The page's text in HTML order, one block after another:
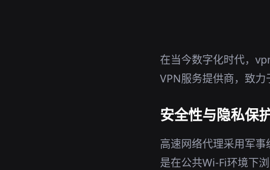
在当今数字化时代，
VPN服务提供商，致力
安全性与隐私保
高速网络代理采用军
是在公共Wi-Fi环境下